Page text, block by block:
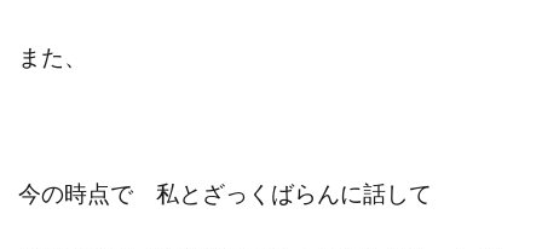
また、
今の時点で 私とざっくばらんに話して